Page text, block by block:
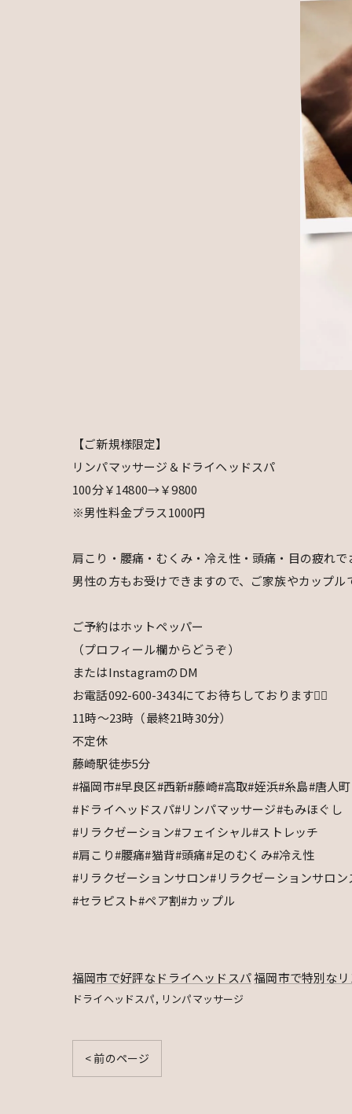
【ご新規様限定】
リンパマッサージ＆ドライヘッドスパ
100分￥14800→￥9800
※男性料金プラス1000円
肩こり・腰痛・むくみ・冷え性・頭痛・目の疲れ
男性の方もお受けできますので、ご家族やカップ
ご予約はホットペッパー
（プロフィール欄からどうぞ）
またはInstagramのDM
お電話092-600-3434にてお待ちしております🙇‍♀️
11時〜23時（最終21時30分）
不定休
藤崎駅徒歩5分
#福岡市#早良区#西新#藤崎#高取#姪浜#糸島#唐人町
#ドライヘッドスパ#リンパマッサージ#もみほぐし
#リラクゼーション#フェイシャル#ストレッチ
#肩こり#腰痛#猫背#頭痛#足のむくみ#冷え性
#リラクゼーションサロン#リラクゼーションサロン
#セラピスト#ペア割#カップル
福岡市で好評なドライヘッドスパ福岡市で特別な
ドライヘッドスパ リンパマッサージ
< 前のページ